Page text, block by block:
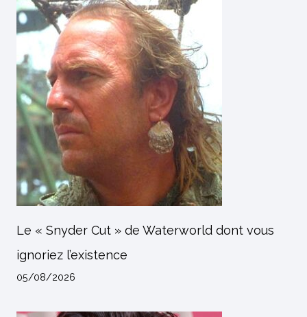
Le « Snyder Cut » de Waterworld dont vous
ignoriez l’existence
05/08/2026